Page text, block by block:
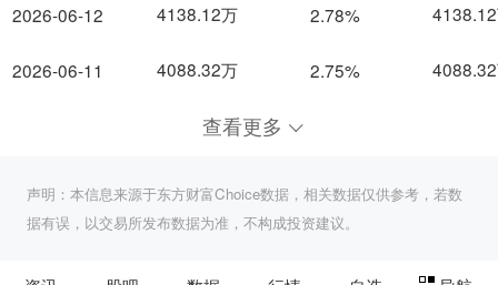
2026-06-12
2026-06-11
4138.12万 2.78%
4088.32万 2.75%
查看更多
声明：本信息来源于东方财富Choice数据，相关数据仅供参考，若数
据有误，以交易所发布数据为准，不构成投资建议。